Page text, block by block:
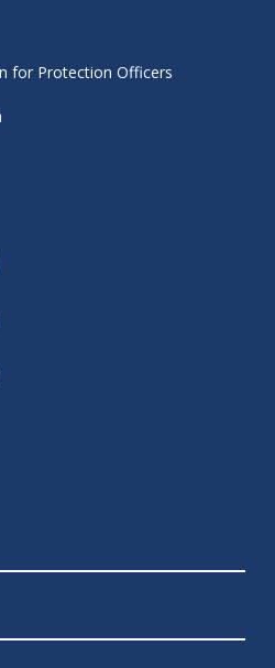
for Protection Officers